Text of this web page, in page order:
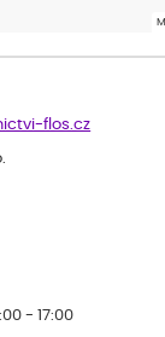
flos.cz
- 17:00